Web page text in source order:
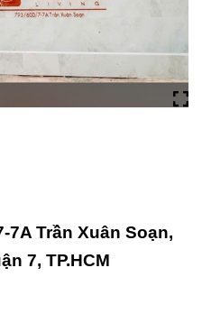
7A Trần Xuân Soạn,
7, TP.HCM